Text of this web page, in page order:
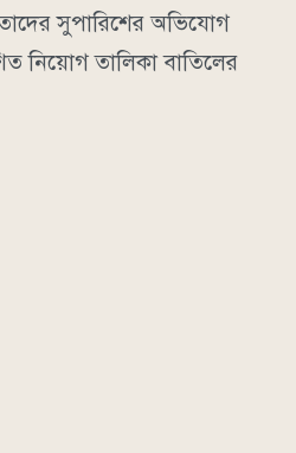
সুপারিশের অভিযোগ
নিয়োগ তালিকা বাতিলের